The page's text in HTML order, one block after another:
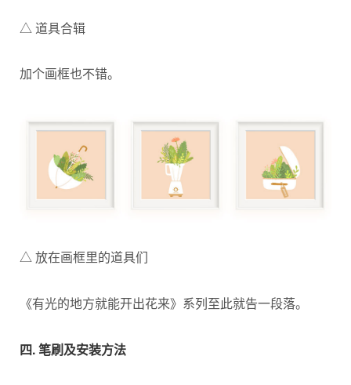
△ 道具合辑
加个画框也不错。
△ 放在画框里的道具们
《有光的地方就能开出花来》系列至此就告一段落。
四. 笔刷及安装方法